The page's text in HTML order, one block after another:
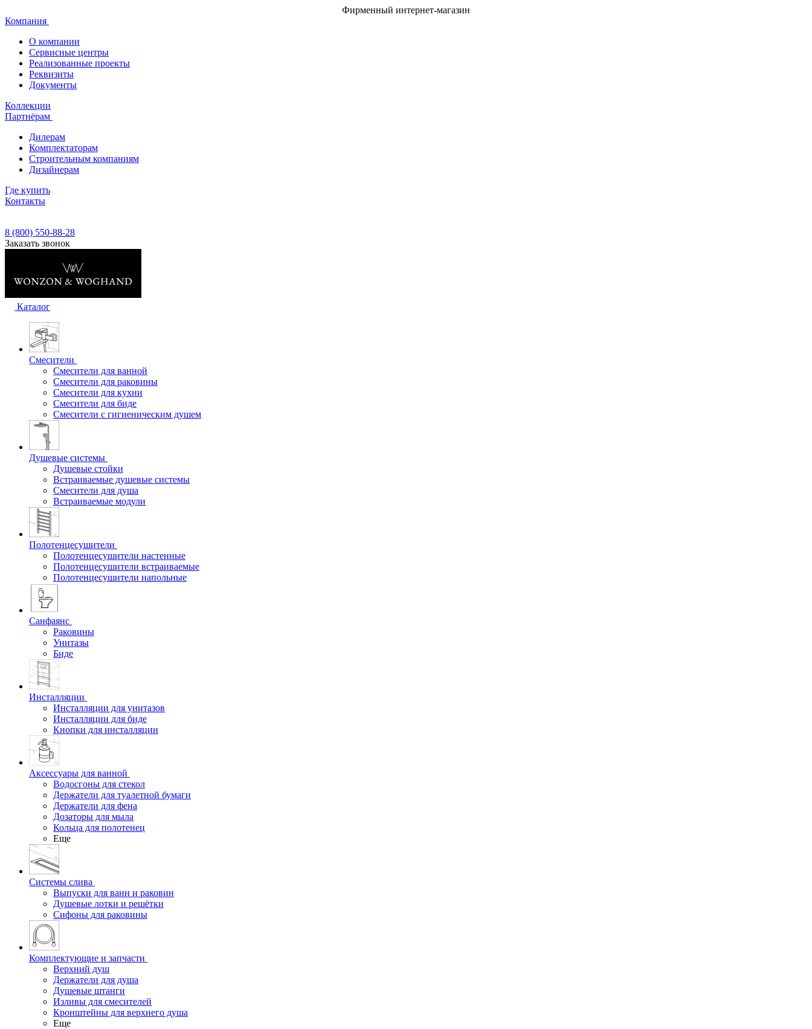
Фирменный интернет-магазин
Компания
О компании
Сервисные центры
Реализованные проекты
Реквизиты
Документы
Коллекции
Партнёрам
Дилерам
Комплектаторам
Строительным компаниям
Дизайнерам
Где купить
Контакты
8 (800) 550-88-28
Заказать звонок
Каталог
Смесители
Смесители для ванной
Смесители для раковины
Смесители для кухни
Смесители для биде
Смесители с гигиеническим душем
Душевые системы
Душевые стойки
Встраиваемые душевые системы
Смесители для душа
Встраиваемые модули
Полотенцесушители
Полотенцесушители настенные
Полотенцесушители встраиваемые
Полотенцесушители напольные
Санфаянс
Раковины
Унитазы
Биде
Инсталляции
Инсталляции для унитазов
Инсталляции для биде
Кнопки для инсталляции
Аксессуары для ванной
Водосгоны для стекол
Держатели для туалетной бумаги
Держатели для фена
Дозаторы для мыла
Кольца для полотенец
Еще
Системы слива
Выпуски для ванн и раковин
Душевые лотки и решётки
Сифоны для раковины
Комплектующие и запчасти
Верхний душ
Держатели для душа
Душевые штанги
Изливы для смесителей
Кронштейны для верхнего душа
Еще